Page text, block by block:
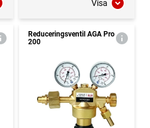
Visa
Reduceringsventil AGA Pro
200